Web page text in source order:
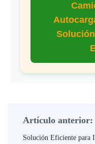
Artículo anterior:
Solución Eficiente para